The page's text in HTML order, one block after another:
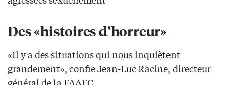
Des «histoires d’horreur»
«Il y a des situations qui nous inquiètent
grandement», confie Jean-Luc Racine, directeur